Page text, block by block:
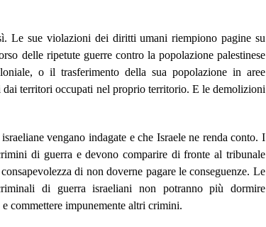
Le sue violazioni dei diritti umani riempiono pagine su
delle ripetute guerre contro la popolazione palestinese
o il trasferimento della sua popolazione in aree
territori occupati nel proprio territorio. E le demolizioni
vengano indagate e che Israele ne renda conto. I
di guerra e devono comparire di fronte al tribunale
di non doverne pagare le conseguenze. Le
di guerra israeliani non potranno più dormire
commettere impunemente altri crimini.